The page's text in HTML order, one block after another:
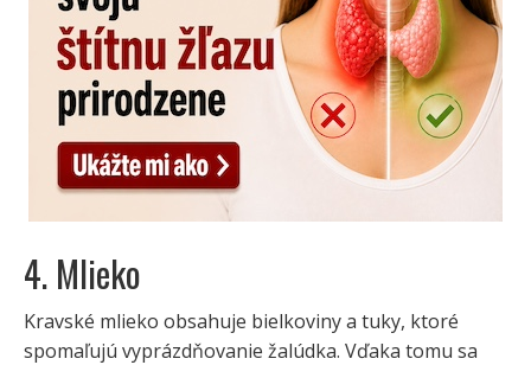
4. Mlieko
Kravské mlieko obsahuje bielkoviny a tuky, ktoré
spomaľujú vyprázdňovanie žalúdka. Vďaka tomu sa